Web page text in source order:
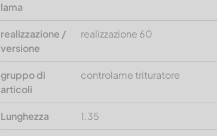
lama
realizzazione /
versione
realizzazione 60
gruppo di
articoli
controlame trituratore
Lunghezza 1.35